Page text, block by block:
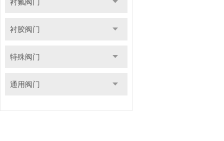
衬氟阀门
衬胶阀门
特殊阀门
通用阀门